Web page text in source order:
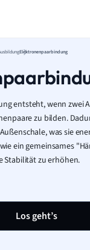
Elektronenpaarbindung
entsteht, wenn zwei
zu bilden.
was sie
ein gemeinsames
Stabilität zu erhöhen.
Los geht’s